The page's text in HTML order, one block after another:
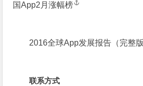
国App2月涨幅榜
2016全球App发展报告（完整
联系方式